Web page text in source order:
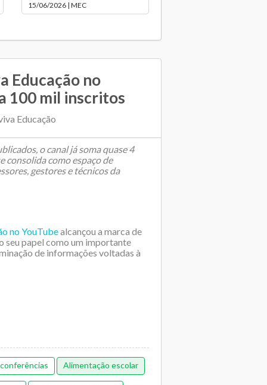
15/06/2026 | MEC
Educação no
100 mil inscritos
Educação
o canal já soma quase 4
consolida como espaço de
gestores e técnicos da
no YouTubealcançou a marca de
seu papel como um importante
de informações voltadas à
Alimentação escolar